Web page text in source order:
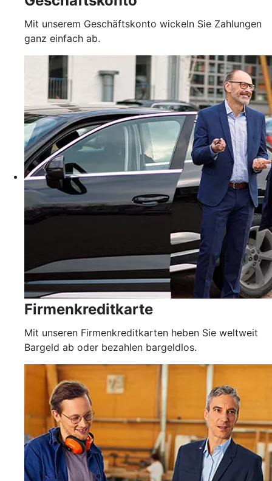
Mit unserem Geschäftskonto wickeln Sie Zahlungen
ganz einfach ab.
Firmenkreditkarte
Mit unseren Firmenkreditkarten heben Sie weltweit
Bargeld ab oder bezahlen bargeldlos.